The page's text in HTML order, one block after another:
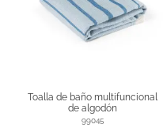
Toalla de baño multifuncional
de algodón
99045